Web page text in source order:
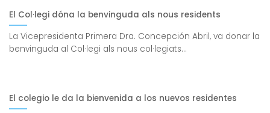
El Col·legi dóna la benvinguda als nous residents
La Vicepresidenta Primera Dra. Concepción Abril, va donar la
benvinguda al Col·legi als nous col·legiats...
El colegio le da la bienvenida a los nuevos residentes